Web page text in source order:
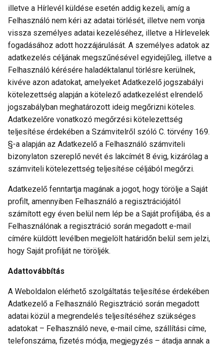
illetve a Hírlevél küldése esetén addig kezeli, amíg a
Felhasználó nem kéri az adatai törlését, illetve nem vonja
vissza személyes adatai kezeléséhez, illetve a Hírlevelek
fogadásához adott hozzájárulását. A személyes adatok az
adatkezelés céljának megszűnésével egyidejűleg, illetve a
Felhasználó kérésére haladéktalanul törlésre kerülnek,
kivéve azon adatokat, amelyeket Adatkezelő jogszabályi
kötelezettség alapján a kötelező adatkezelést elrendelő
jogszabályban meghatározott ideig megőrizni köteles.
Adatkezelőre vonatkozó megőrzési kötelezettség
teljesítése érdekében a Számvitelről szóló C. törvény 169.
§-a alapján az Adatkezelő a Felhasználó számviteli
bizonylaton szereplő nevét és lakcímét 8 évig, kizárólag a
számviteli kötelezettség teljesítése céljából megőrzi.
Adatkezelő fenntartja magának a jogot, hogy törölje a Saját
profilt, amennyiben Felhasználó a regisztrációjától
számított egy éven belül nem lép be a Saját profiljába, és a
Felhasználónak a regisztráció során megadott e-mail
címére küldött levélben megjelölt határidőn belül sem jelzi,
hogy Saját profilját ne töröljék.
Adattovábbítás
A Weboldalon elérhető szolgáltatás teljesítése érdekében
Adatkezelő a Felhasználó Regisztráció során megadott
adatai közül a megrendelés teljesítéséhez szükséges
adatokat – Felhasználó neve, e-mail címe, szállítási címe,
telefonszáma, fizetés módja, megjegyzés – átadja annak a